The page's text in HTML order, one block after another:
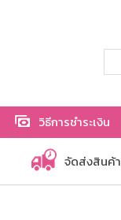
วิธีการชำระเงิน
จัดส่งสินค้